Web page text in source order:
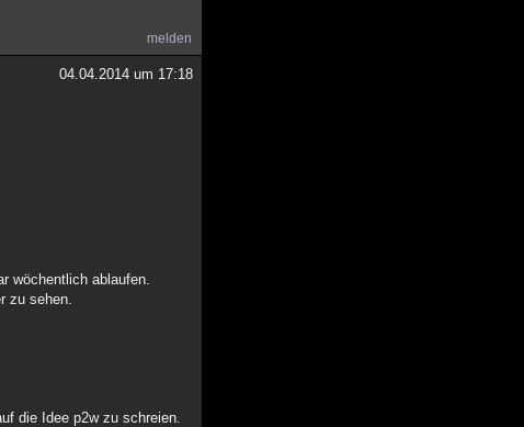
melden
04.04.2014 um 17:18
wöchentlich ablaufen.
zu sehen.
die Idee p2w zu schreien.